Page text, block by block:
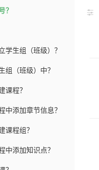
？
学生组（班级）？
组（班级）中？
课程？
中添加章节信息？
课程组？
中添加知识点？